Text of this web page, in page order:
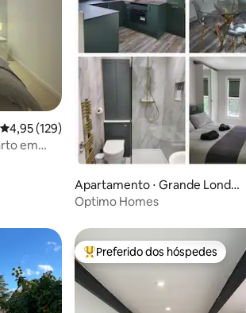
4,95 de uma avaliação média de 5, 129
4,95 (129)
em
Apartamento ⋅ Grande Londre
s
Optimo Homes
hóspedes Entre os melhores preferidos
Preferido dos hóspedes